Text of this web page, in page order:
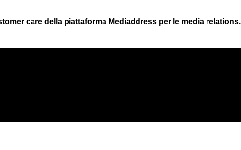
care della piattaforma Mediaddress per le media relations.